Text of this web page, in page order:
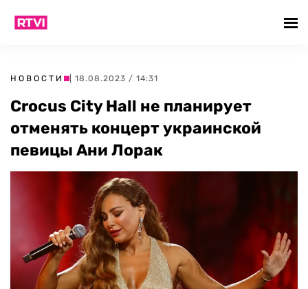
НОВОСТИ | 18.08.2023 / 14:31
Crocus City Hall не планирует
отменять концерт украинской
певицы Ани Лорак